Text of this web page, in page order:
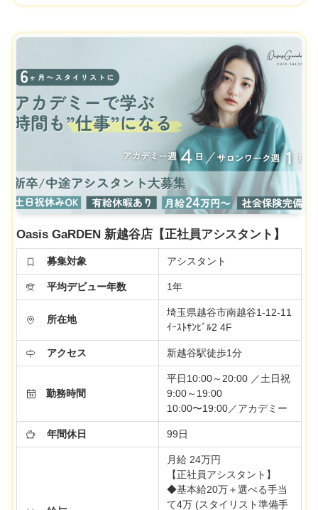
Oasis GaRDEN 新越谷店【正社員アシスタント】
募集対象 アシスタント
平均デビュー年数 1年
所在地
埼玉県越谷市南越谷1-12-11
ｲｰｽﾄｻﾝﾋﾞﾙ2 4F
アクセス 新越谷駅徒歩1分
勤務時間
平日10:00～20:00 ／土日祝
9:00～19:00
10:00〜19:00／アカデミー
年間休日 99日
月給 24万円
【正社員アシスタント】
◆基本給20万＋選べる手当
て4万 (スタイリスト準備手